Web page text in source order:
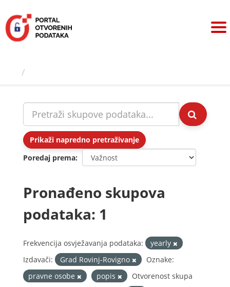
sadržaj
Prikaži napredno pretraživanje
Poredaj prema
Pronađeno skupova
podataka: 1
Frekvencija osvježavanja podataka:
yearly
Izdavači:
Grad Rovinj-Rovigno
Oznake:
pravne osobe
popis
Otvorenost skupa